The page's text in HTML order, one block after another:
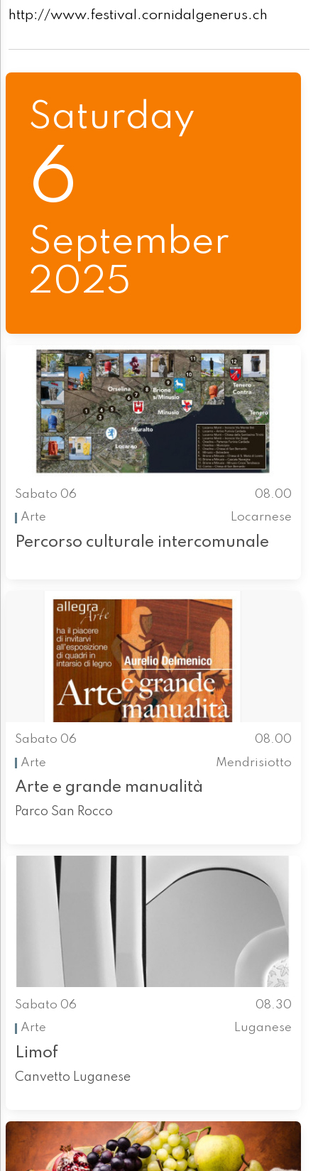
http://www.festival.cornidalgenerus.ch
Saturday
6
September
2025
Sabato 06
08.00
Arte
Locarnese
Percorso culturale intercomunale
Sabato 06
08.00
Arte
Mendrisiotto
Arte e grande manualità
Parco San Rocco
Sabato 06
08.30
Arte
Luganese
Limof
Canvetto Luganese